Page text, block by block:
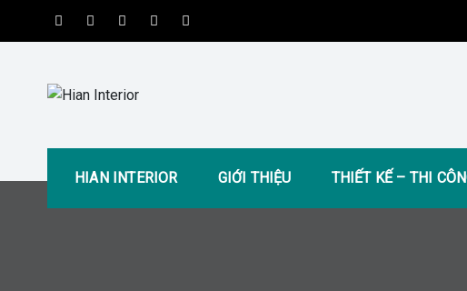
HIAN INTERIOR GIỚI THIỆU THIẾT KẾ – THI